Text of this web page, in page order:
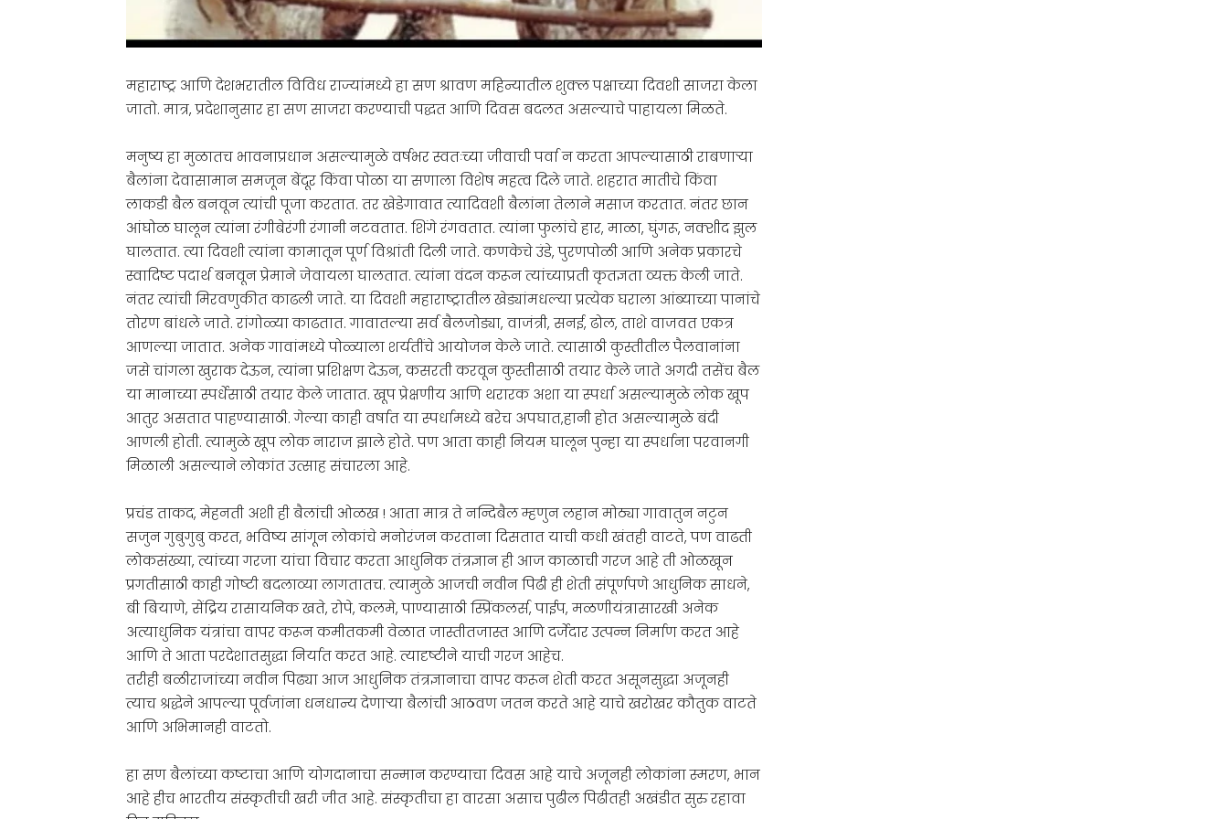
महाराष्ट्र आणि देशभरातील विविध राज्यांमध्ये हा सण श्रावण महिन्यातील शुक्ल पक्षाच्या दिवशी साजरा केला
जातो. मात्र, प्रदेशानुसार हा सण साजरा करण्याची पद्धत आणि दिवस बदलत असल्याचे पाहायला मिळते.
मनुष्य हा मुळातच भावनाप्रधान असल्यामुळे वर्षभर स्वतःच्या जीवाची पर्वा न करता आपल्यासाठी राबणाऱ्या
बैलांना देवासामान समजून बेंदूर किंवा पोळा या सणाला विशेष महत्व दिले जाते. शहरात मातीचे किंवा
लाकडी बैल बनवून त्यांची पूजा करतात. तर खेडेगावात त्यादिवशी बैलांना तेलाने मसाज करतात. नंतर छान
आंघोळ घालून त्यांना रंगीबेरंगी रंगानी नटवतात. शिंगे रंगवतात. त्यांना फुलांचे हार, माळा, घुंगरू, नक्शीद झुल
घालतात. त्या दिवशी त्यांना कामातून पूर्ण विश्रांती दिली जाते. कणकेचे उंडे, पुरणपोळी आणि अनेक प्रकारचे
स्वादिष्ट पदार्थ बनवून प्रेमाने जेवायला घालतात. त्यांना वंदन करून त्यांच्याप्रती कृतज्ञता व्यक्त केली जाते.
नंतर त्यांची मिरवणुकीत काढली जाते. या दिवशी महाराष्ट्रातील खेड्यांमधल्या प्रत्येक घराला आंब्याच्या पानांचे
तोरण बांधले जाते. रांगोळ्या काढतात. गावातल्या सर्व बैलजोड्या, वाजंत्री, सनई, ढोल, ताशे वाजवत एकत्र
आणल्या जातात. अनेक गावांमध्ये पोळ्याला शर्यतींचे आयोजन केले जाते. त्यासाठी कुस्तीतील पैलवानांना
जसे चांगला खुराक देऊन, त्यांना प्रशिक्षण देऊन, कसरती करवून कुस्तीसाठी तयार केले जाते अगदी तसेंच बैल
या मानाच्या स्पर्धेसाठी तयार केले जातात. खूप प्रेक्षणीय आणि थरारक अशा या स्पर्धा असल्यामुळे लोक खूप
आतुर असतात पाहण्यासाठी. गेल्या काही वर्षात या स्पर्धामध्ये बरेच अपघात,हानी होत असल्यामुळे बंदी
आणली होती. त्यामुळे खूप लोक नाराज झाले होते. पण आता काही नियम घालून पुन्हा या स्पर्धाना परवानगी
मिळाली असल्याने लोकांत उत्साह संचारला आहे.
प्रचंड ताकद, मेहनती अशी ही बैलांची ओळख ! आता मात्र ते नन्दिबैल म्हणुन लहान मोठ्या गावातुन नटुन
सजुन गुबुगुबु करत, भविष्य सांगून लोकांचे मनोरंजन करताना दिसतात याची कधी खंतही वाटते, पण वाढती
लोकसंख्या, त्यांच्या गरजा यांचा विचार करता आधुनिक तंत्रज्ञान ही आज काळाची गरज आहे ती ओळखून
प्रगतीसाठी काही गोष्टी बदलाव्या लागतातच. त्यामुळे आजची नवीन पिढी ही शेती संपूर्णपणे आधुनिक साधने,
बी बियाणे, सेंद्रिय रासायनिक खते, रोपे, कलमे, पाण्यासाठी स्प्रिंकलर्स, पाईप, मळणीयंत्रासारखी अनेक
अत्याधुनिक यंत्रांचा वापर करून कमीतकमी वेळात जास्तीतजास्त आणि दर्जेदार उत्पन्न निर्माण करत आहे
आणि ते आता परदेशातसुद्धा निर्यात करत आहे. त्यादृष्टीने याची गरज आहेच.
तरीही बळीराजांच्या नवीन पिढ्या आज आधुनिक तंत्रज्ञानाचा वापर करून शेती करत असूनसुद्धा अजूनही
त्याच श्रद्धेने आपल्या पूर्वजांना धनधान्य देणाऱ्या बैलांची आठवण जतन करते आहे याचे खरोखर कौतुक वाटते
आणि अभिमानही वाटतो.
हा सण बैलांच्या कष्टाचा आणि योगदानाचा सन्मान करण्याचा दिवस आहे याचे अजूनही लोकांना स्मरण, भान
आहे हीच भारतीय संस्कृतीची खरी जीत आहे. संस्कृतीचा हा वारसा असाच पुढील पिढीतही अखंडीत सुरु रहावा